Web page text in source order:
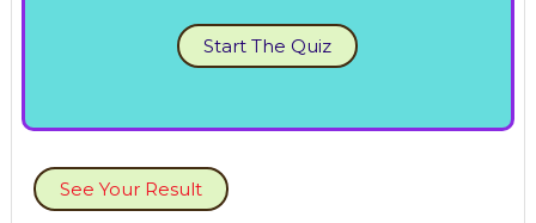
Start The Quiz
See Your Result